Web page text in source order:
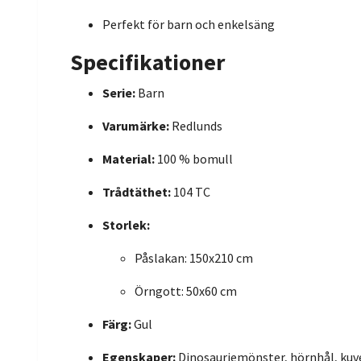
Perfekt för barn och enkelsäng
Specifikationer
Serie: Barn
Varumärke: Redlunds
Material: 100 % bomull
Trådtäthet: 104 TC
Storlek:
Påslakan: 150x210 cm
Örngott: 50x60 cm
Färg:Gul
Egenskaper: Dinosauriemönster, hörnhål,